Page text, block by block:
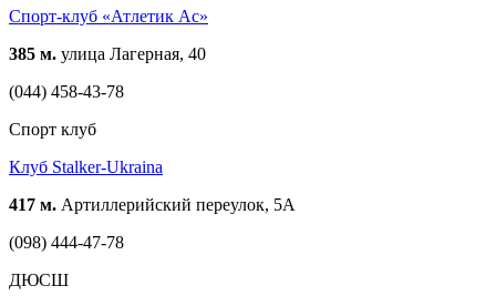
Спорт-клуб «Атлетик Ас»
385 м. улица Лагерная, 40
(044) 458-43-78
Спорт клуб
Клуб Stalker-Ukraina
417 м. Артиллерийский переулок, 5А
(098) 444-47-78
ДЮСШ